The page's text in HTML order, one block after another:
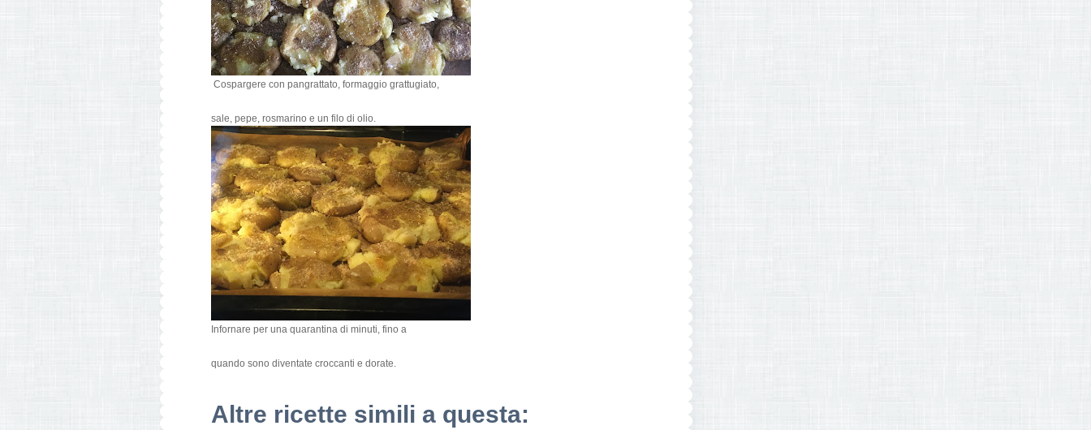
Cospargere con pangrattato, formaggio grattugiato,
sale, pepe, rosmarino e un filo di olio.
Infornare per una quarantina di minuti, fino a
quando sono diventate croccanti e dorate.
Altre ricette simili a questa: